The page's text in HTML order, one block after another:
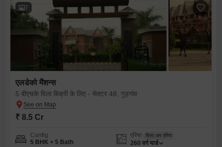
7
एलडेको मैंशन्स
5 बीएचके विला बिक्री के लिए - सेक्टर 48, गुड़गांव
₹ 8.5 Cr
Config
5 BHK + 5 Bath
एरिया बिल्ट-अप एरिया
260 वर्ग यार्ड